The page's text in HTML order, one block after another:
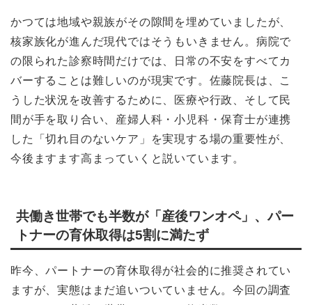
かつては地域や親族がその隙間を埋めていましたが、
核家族化が進んだ現代ではそうもいきません。病院で
の限られた診察時間だけでは、日常の不安をすべてカ
バーすることは難しいのが現実です。佐藤院長は、こ
うした状況を改善するために、医療や行政、そして民
間が手を取り合い、産婦人科・小児科・保育士が連携
した「切れ目のないケア」を実現する場の重要性が、
今後ますます高まっていくと説いています。
共働き世帯でも半数が「産後ワンオペ」、パー
トナーの育休取得は5割に満たず
昨今、パートナーの育休取得が社会的に推奨されてい
ますが、実態はまだ追いついていません。今回の調査